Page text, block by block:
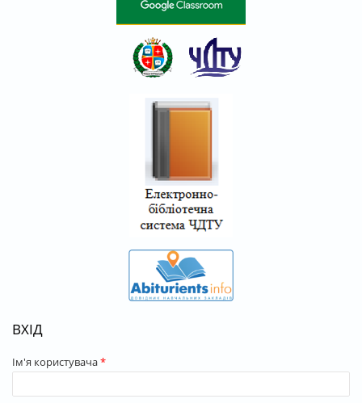
ВХІД
Ім'я користувача*